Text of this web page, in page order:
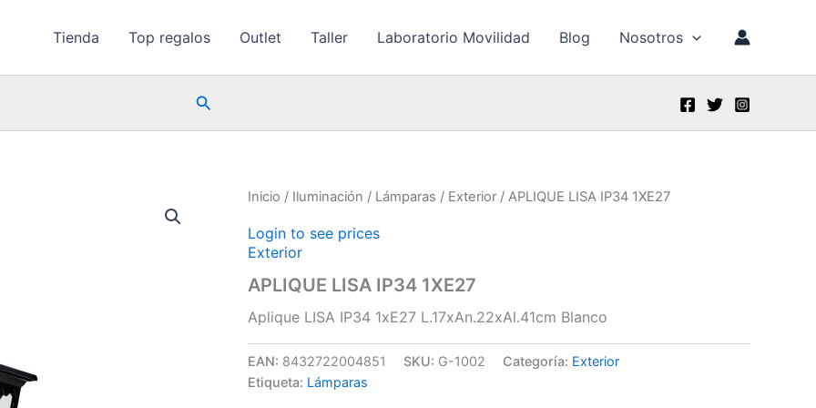
Tienda Top regalos Outlet Taller Laboratorio Movilidad Blog Nosotros
Buscar
Inicio / Iluminación / Lámparas / Exterior / APLIQUE LISA IP34 1XE27
Login to see prices
Exterior
APLIQUE LISA IP34 1XE27
Aplique LISA IP34 1xE27 L.17xAn.22xAl.41cm Blanco
EAN: 8432722004851 SKU: G-1002 Categoría: Exterior
Etiqueta: Lámparas